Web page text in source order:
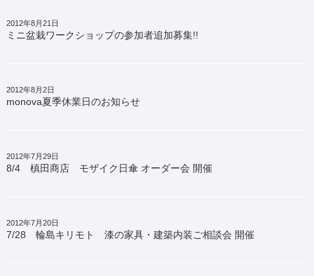
2012年8月21日
ミニ盆栽ワークショップの参加者追加募集!!
2012年8月2日
monova夏季休業日のお知らせ
2012年7月29日
8/4 槙田商店 モザイク日傘 オーダー会 開催
2012年7月20日
7/28 輪島キリモト 漆の家具・建築内装ご相談会 開催